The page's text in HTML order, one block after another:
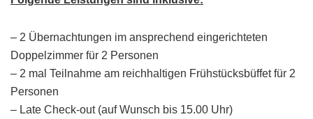
– 2 Übernachtungen im ansprechend eingerichteten
Doppelzimmer für 2 Personen
– 2 mal Teilnahme am reichhaltigen Frühstücksbüffet für 2
Personen
– Late Check-out (auf Wunsch bis 15.00 Uhr)